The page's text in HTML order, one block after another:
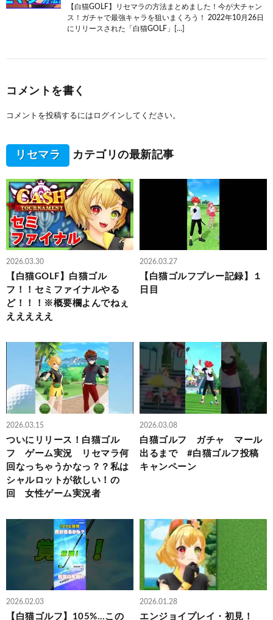
【白猫GOLF】リセマラの方法まとめました！今が大チャン
ス！ガチャで最強キャラを狙いまくろう！ 2022年10月26日
にリリースされた「白猫GOLF」[…]
コメントを書く
コメントを投稿するには ログイン してください。
リセマラ カテゴリの最新記事
2026.03.30
【白猫GOLF】白猫ゴル
フ！！セミファイナルやる
ど！！！※概要欄よんでねぇ
えええええ
2026.03.27
【白猫ゴルフプレー記録】１
日目
2026.03.15
ついにリリース！白猫ゴル
フ ゲーム実況 リセマラ何
回なっちゃうかなっ？？私は
シャルロットが欲しい！の
回 女性ゲーム実況者
2026.03.08
白猫ゴルフ ガチャ マール
出るまで #白猫ゴルフ投稿
キャンペーン
2026.02.03
【白猫ゴルフ】105%…この
2026.01.28
エンジョイプレイ・初見！